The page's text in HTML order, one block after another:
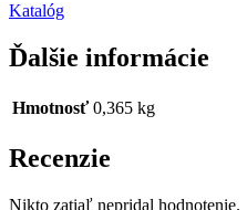
Katalóg
Ďalšie informácie
Hmotnosť 0,365 kg
Recenzie
Nikto zatiaľ nepridal hodnotenie.